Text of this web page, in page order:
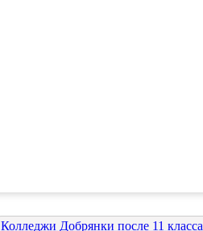
Колледжи Добрянки после 11 класса